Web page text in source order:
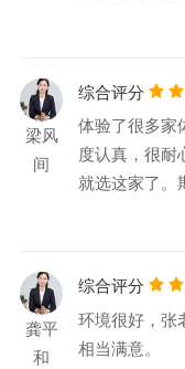
梁风
间
综合评分
体验了很多家
度认真，很耐
就选这家了。
龚平
和
综合评分
环境很好，张
相当满意。